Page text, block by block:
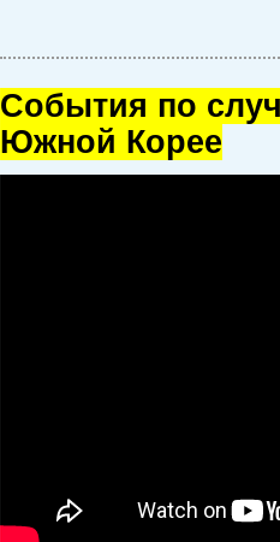
Cобытия по
Южной Корее